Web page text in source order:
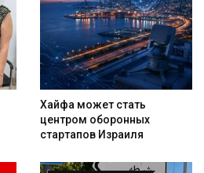
Хайфа может стать
центром оборонных
стартапов Израиля